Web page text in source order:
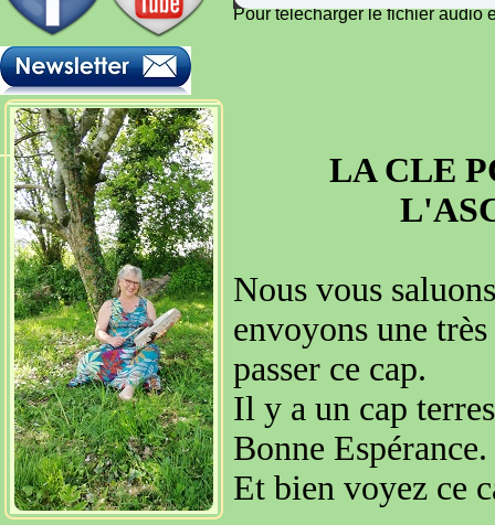
Pour télécharger le fichier audio
LA CLE
Nous vous
envoyons une
passer ce cap.
Il y a un cap
Bonne Espérance.
Et bien voyez ce